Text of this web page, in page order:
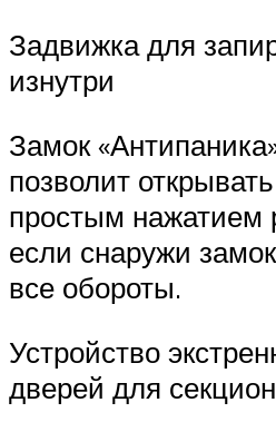
Задвижка для
изнутри
Замок
позволит
простым нажатием
если снаружи
все обороты.
Устройство
дверей для